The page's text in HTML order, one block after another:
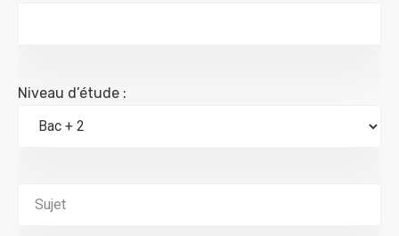
Niveau d’étude :